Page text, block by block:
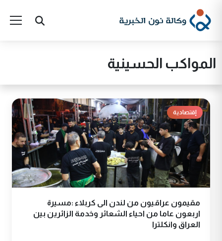
المواكب الحسينية
إقتصادية
مقيمون عراقيون من لندن الى كربلاء :مسيرة
اربعون عاما من احياء الشعائر وخدمة الزائرين بين
العراق وانكلترا